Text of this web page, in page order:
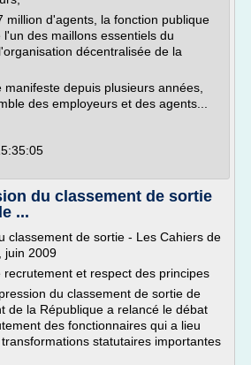
million d'agents, la fonction publique
des maillons essentiels du
décentralisée de la
depuis plusieurs années,
des employeurs et des agents...
du classement de sortie
...
classement de sortie - Les Cahiers de
juin 2009
recrutement et respect des principes
du classement de sortie de
de la République a relancé le débat
des fonctionnaires qui a lieu
statutaires importantes